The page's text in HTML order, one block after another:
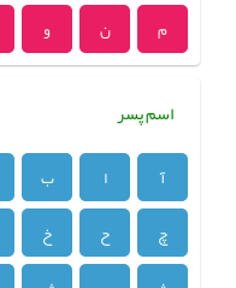
م
ن و
اسم پسر
آ ا ب
چ
ح خ